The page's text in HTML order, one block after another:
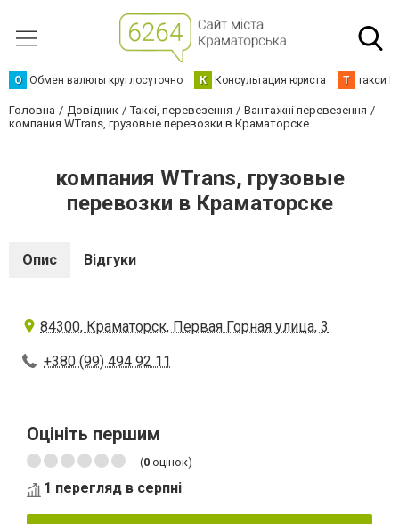
О Обмен валюты круглосуточно К Консультация юриста Т такси
Головна Довідник Таксі, перевезення
Вантажні перевезення
компания WTrans, грузовые перевозки в Краматорске
компания WTrans, грузовые
перевозки в Краматорске
Опис Відгуки
84300, Краматорск, Первая Горная улица, 3
+380 (99) 494 92 11
Оцініть першим
(0 оцінок)
1 перегляд в серпні